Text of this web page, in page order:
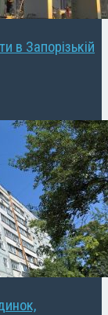
в Запорізькій